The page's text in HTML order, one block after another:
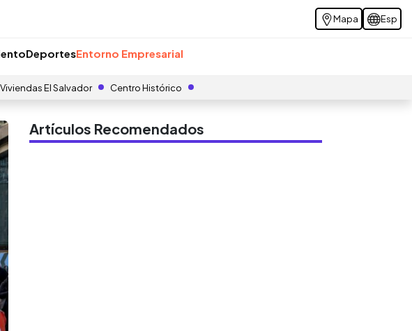
Mapa Esp
DeportesEntorno Empresarial
Viviendas El Salvador Centro Histórico
Artículos Recomendados